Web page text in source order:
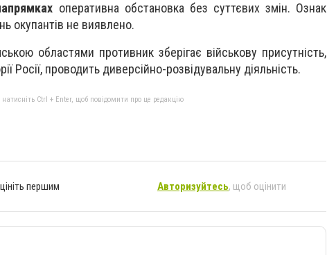
оперативна обстановка без суттєвих змін. Ознак
окупантів не виявлено.
областями противник зберігає військову присутність,
Росії, проводить диверсійно-розвідувальну діяльність.
Ctrl + Enter, щоб повідомити про це редакцію
першим Авторизуйтесь, щоб оцінити